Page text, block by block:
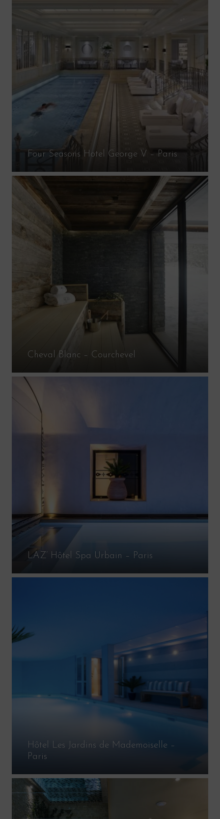
Four Seasons Hotel George V – Paris
Cheval Blanc – Courchevel
LAZ’ Hôtel Spa Urbain – Paris
Hôtel Les Jardins de Mademoiselle –
Paris